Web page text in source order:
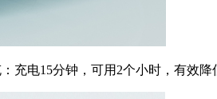
充电15分钟，可用2个小时，有效降